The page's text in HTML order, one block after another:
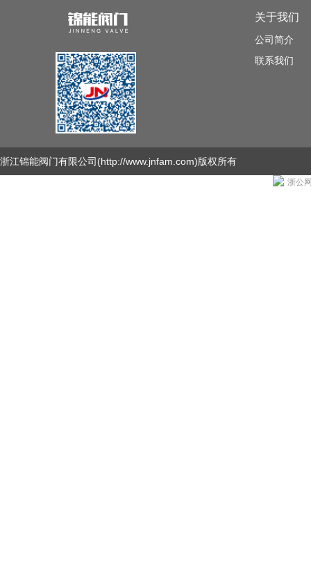
关于我们
公司简介
联系我们
浙江锦能阀门有限公司 (http://www.jnfam.com)版权所有
浙公